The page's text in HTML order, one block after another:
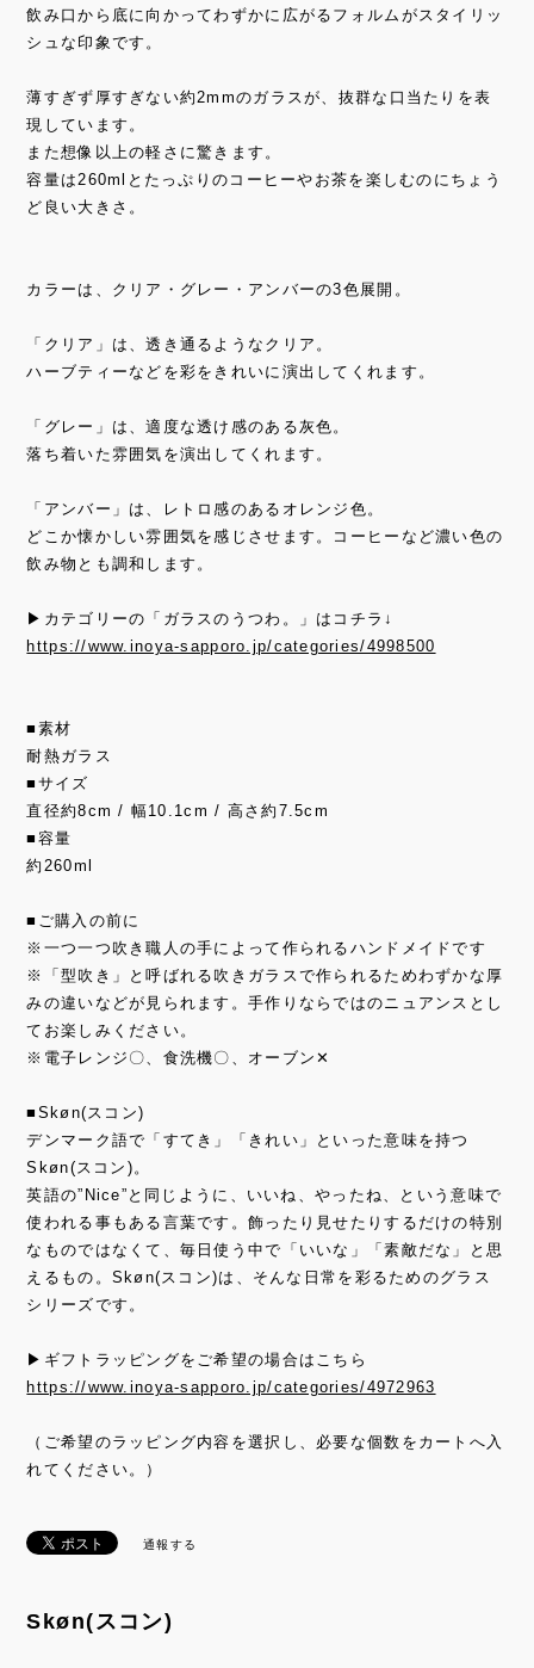
飲み口から底に向かってわずかに広がるフォルムがスタイリッ
シュな印象です。
薄すぎず厚すぎない約2mmのガラスが、抜群な口当たりを表
現しています。
また想像以上の軽さに驚きます。
容量は260mlとたっぷりのコーヒーやお茶を楽しむのにちょう
ど良い大きさ。
カラーは、クリア・グレー・アンバーの3色展開。
「クリア」は、透き通るようなクリア。
ハーブティーなどを彩をきれいに演出してくれます。
「グレー」は、適度な透け感のある灰色。
落ち着いた雰囲気を演出してくれます。
「アンバー」は、レトロ感のあるオレンジ色。
どこか懐かしい雰囲気を感じさせます。コーヒーなど濃い色の
飲み物とも調和します。
▶カテゴリーの「ガラスのうつわ。」はコチラ↓
https://www.inoya-sapporo.jp/categories/4998500
■素材
耐熱ガラス
■サイズ
直径約8cm / 幅10.1cm / 高さ約7.5cm
■容量
約260ml
■ご購入の前に
※一つ一つ吹き職人の手によって作られるハンドメイドです
※「型吹き」と呼ばれる吹きガラスで作られるためわずかな厚
みの違いなどが見られます。手作りならではのニュアンスとし
てお楽しみください。
※電子レンジ〇、食洗機〇、オーブン✕
■Skøn(スコン)
デンマーク語で「すてき」「きれい」といった意味を持つ
Skøn(スコン)。
英語の”Nice”と同じように、いいね、やったね、という意味で
使われる事もある言葉です。飾ったり見せたりするだけの特別
なものではなくて、毎日使う中で「いいな」「素敵だな」と思
えるもの。Skøn(スコン)は、そんな日常を彩るためのグラス
シリーズです。
▶ギフトラッピングをご希望の場合はこちら
https://www.inoya-sapporo.jp/categories/4972963
（ご希望のラッピング内容を選択し、必要な個数をカートへ入
れてください。）
通報する
Skøn(スコン)